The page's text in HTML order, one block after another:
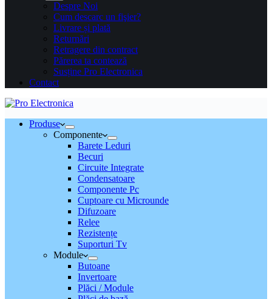
Despre Noi
Cum descarc un fişier?
Livrare și plată
Returnări
Retragere din contract
Părerea ta contează
Susține Pro Electronica
Contact
Produse
Componente
Barete Leduri
Becuri
Circuite Integrate
Condensatoare
Componente Pc
Cuptoare cu Microunde
Difuzoare
Relee
Rezistențe
Suporturi Tv
Module
Butoane
Invertoare
Plăci / Module